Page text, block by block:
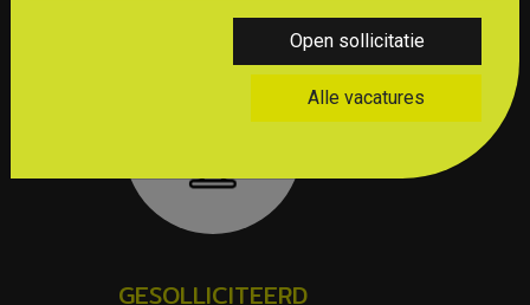
GESOLLICITEERD
Open sollicitatie
Alle vacatures